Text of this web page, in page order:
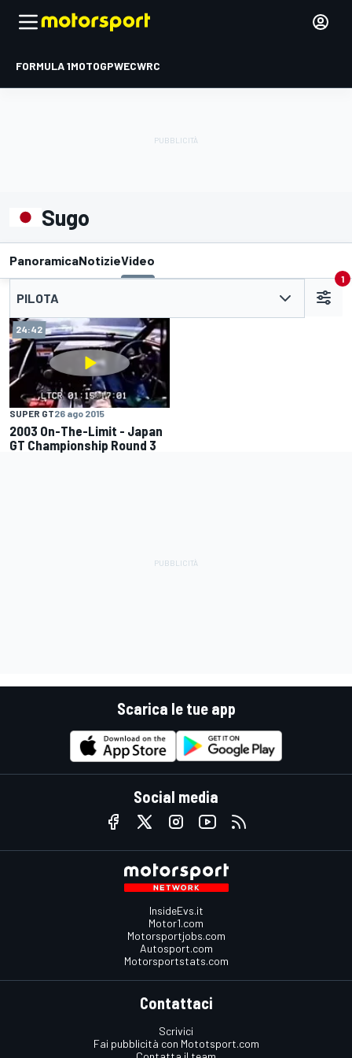
FORMULA 1MOTOGPWECWRC
Sugo
PanoramicaNotizieVideo
PILOTA
1
24:42
SUPER GT26 ago 2015
2003 On-The-Limit - Japan
GT Championship Round 3
Scarica le tue app
Social media
InsideEvs.it
Motor1.com
Motorsportjobs.com
Autosport.com
Motorsportstats.com
Contattaci
Scrivici
Fai pubblicità con Mototsport.com